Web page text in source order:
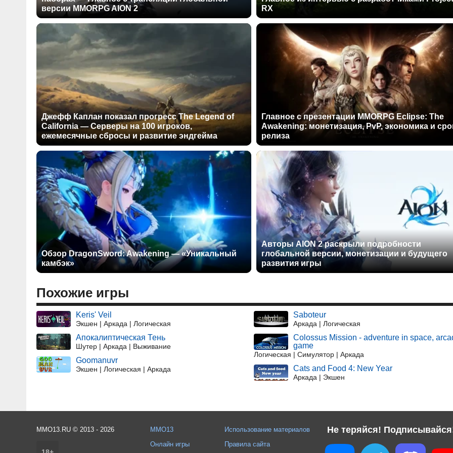
версии MMORPG AION 2
RX
Джефф Каплан показал прогресс The Legend of
California — Серверы на 100 игроков,
ежемесячные сбросы и развитие эндгейма
Главное с презентации MMORPG Eclipse: The
Awakening: монетизация, PvP, экономика и
релиза
Обзор DragonSword: Awakening — «Уникальный
камбэк»
Авторы AION 2 раскрыли подробности
глобальной версии, монетизации и будущего
развития игры
Похожие игры
Keris' Veil
Экшен | Аркада | Логическая
Апокалиптическая Тень
Шутер | Аркада | Выживание
Goomanuvr
Экшен | Логическая | Аркада
Saboteur
Аркада | Логическая
Colossus Mission - adventure in space,
game
Логическая | Симулятор | Аркада
Cats and Food 4: New Year
Аркада | Экшен
Не теряйся!
MMO13.RU © 2013 - 2026
MMO13
Онлайн игры
Использование материалов
Правила сайта